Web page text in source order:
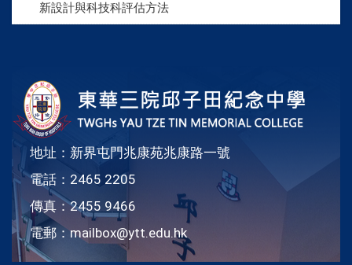
新設計與科技科評估方法
地址：新界屯門兆康苑兆康路一號
電話：2465 2205
傳真：2455 9466
電郵：mailbox@ytt.edu.hk